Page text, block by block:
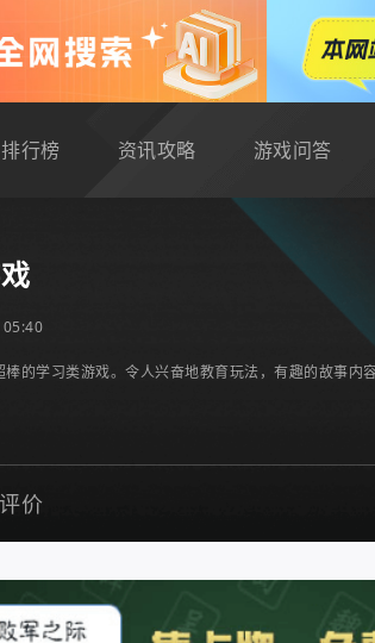
排行榜 资讯攻略 游戏问答
05:40
的学习类游戏。令人兴奋地教育玩法，有趣的故事
价